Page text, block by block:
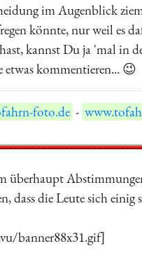
im Augenblick
könnte, nur weil es
kannst Du ja 'mal in
etwas kommentieren... 😉
foto.de -
überhaupt
dass die Leute sich einig
banner88x31.gif]